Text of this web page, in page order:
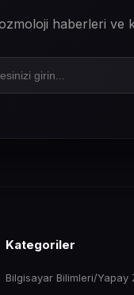
haberleri
Kategoriler
Bilgisayar Bilimleri/Yapay